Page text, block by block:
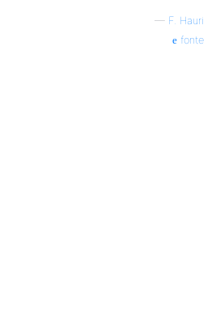
— F. Hauri
fonte